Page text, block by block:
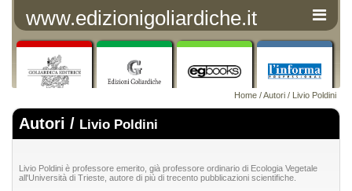
www.edizionigoliardiche.it
Home /Autori / Livio Poldini
Autori / Livio Poldini
Livio Poldini è professore emerito, già professore ordinario di Ecologia Vegetale
all'Università di Trieste, autore di più di trecento pubblicazioni scientifiche.